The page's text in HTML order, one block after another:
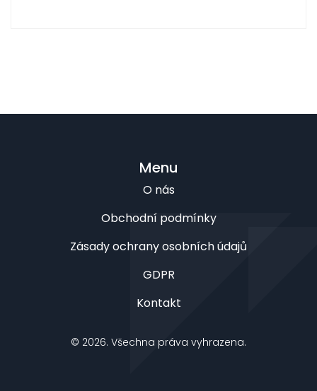
Menu
O nás
Obchodní podmínky
Zásady ochrany osobních údajů
GDPR
Kontakt
© 2026. Všechna práva vyhrazena.